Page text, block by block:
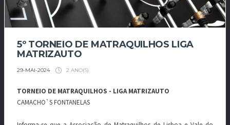
5º TORNEIO DE MATRAQUILHOS LIGA
MATRIZAUTO
29-MAI-2024 2 ANO(S)
TORNEIO DE MATRAQUILHOS - LIGA MATRIZAUTO
CAMACHO`S FONTANELAS